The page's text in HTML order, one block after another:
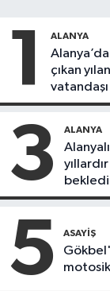
1 ALANYA
çıkan
3 ALANYA
yıllardır
5 ASAYIŞ